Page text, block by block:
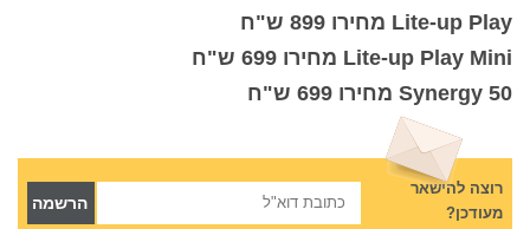
Lite-up Play מחירו 899 ש"ח
Lite-up Play Mini מחירו 699 ש"ח
Synergy 50 מחירו 699 ש"ח
רוצה להישאר
מעודכן?